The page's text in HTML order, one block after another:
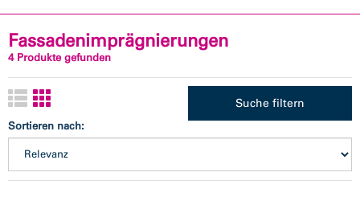
Fassadenimprägnierungen
4 Produkte gefunden
Suche filtern
Sortieren nach: